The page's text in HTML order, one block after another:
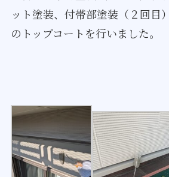
ット塗装、付帯部塗装（２回目
のトップコートを行いました。